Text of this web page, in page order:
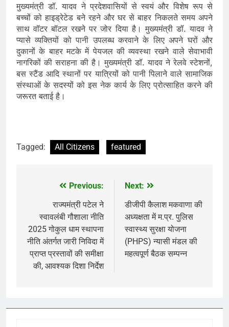
मुख्यमंत्री डॉ. यादव ने प्रदेशवासियों से स्वयं और विशेष रूप से
बच्चों को हाइड्रेटेड बने रहने और घर से बाहर निकलते समय अपने
साथ वॉटर बॉटल रखने पर जोर दिया है। मुख्यमंत्री डॉ. यादव ने
प्यासे व्यक्तियों को पानी उपलब्ध करवाने के लिए अपने घरों और
दुकानों के बाहर मटके में पेयजल की व्यवस्था रखने वाले सेवाभावी
नागरिकों की सराहना की है। मुख्यमंत्री डॉ. यादव ने रेलवे स्टेशनों,
बस स्टैंड आदि स्थानों पर यात्रियों को पानी पिलाने वाले सामाजिक
संस्थाओं के सदस्यों को इस नेक कार्य के लिए प्रोत्साहित करने की
जरूरत बताई है।
Tagged: All Citizens featured
navigation
Previous:
राज्यमंत्री पटेल ने
स्वावलंबी गौशाला नीति
2025 गोकुल धाम स्थापना
नीति अंतर्गत जारी निविदा में
प्राप्त प्रस्तावों की समीक्षा
की, आवश्यक दिशा निर्देश
Next:
डीजीपी कैलाश मकवाणा की
अध्यक्षता में म.प्र. पुलिस
स्वास्थ्य सुरक्षा योजना
(PHPS) न्यासी मंडल की
महत्वपूर्ण बैठक सम्पन्न